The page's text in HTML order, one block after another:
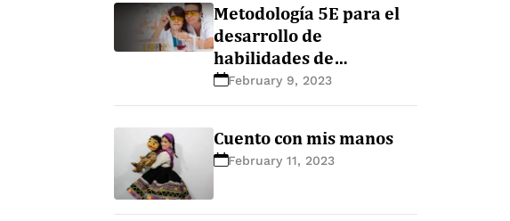
Metodología 5E para el
desarrollo de
habilidades de
pensamiento científico
en la educación básica
February 9, 2023
Cuento con mis manos
February 11, 2023